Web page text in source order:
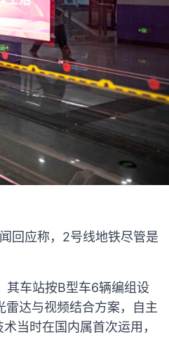
回应称，2号线地铁尽管是
其车站按B型车6辆编组设
达与视频结合方案，自主
当时在国内属首次运用，